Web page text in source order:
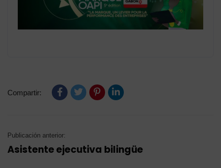
Compartir:
Publicación anterior:
Asistente ejecutiva bilingüe